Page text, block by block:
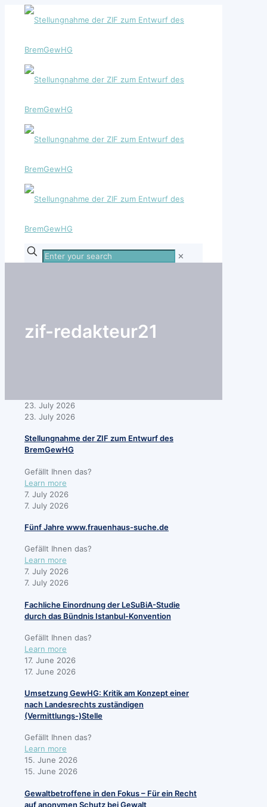
Enter
your
✕
zif-redakteur21
23. July 2026
23. July 2026
Stellungnahme der ZIF zum Entwurf des
BremGewHG
Gefällt Ihnen das?
Learn more
Stellungnahme
der
zum
des
BremGewHG
7. July 2026
7. July 2026
Fünf Jahre www.frauenhaus-suche.de
Gefällt Ihnen das?
Learn more
7. July 2026
7. July 2026
Fachliche Einordnung der LeSuBiA-Studie
durch das Bündnis Istanbul-Konvention
Gefällt Ihnen das?
Learn more
17. June 2026
17. June 2026
Umsetzung GewHG: Kritik am Konzept einer
nach Landesrechts zuständigen
(Vermittlungs-)Stelle
Gefällt Ihnen das?
Learn more
15. June 2026
15. June 2026
Gewaltbetroffene in den Fokus – Für ein Recht
auf anonymen Schutz bei Gewalt